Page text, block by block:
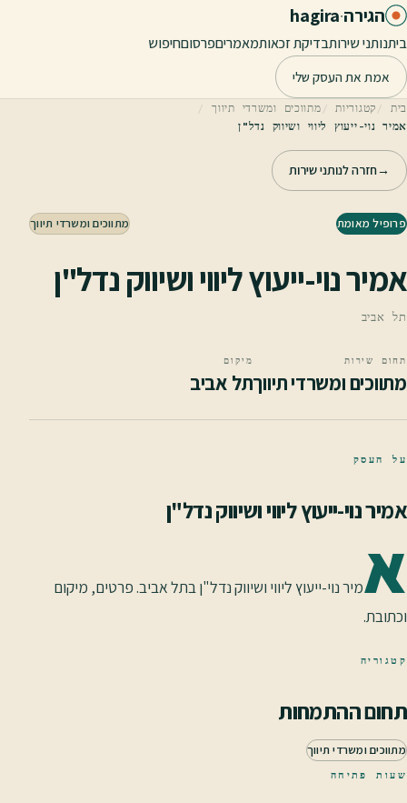
דלג לתוכן הראשי
הגירה·
hagira
ביתנותני שירותבדיקת זכאותמאמריםפרסוםחיפוש
אמת את העסק שלי
בית קטגוריות
מתווכים ומשרדי תיווך
אמיר נוי-ייעוץ ליווי ושיווק נדל"ן
→חזרה לנותני שירות
פרופיל מאומת מתווכים ומשרדי תיווך
אמיר נוי-ייעוץ ליווי ושיווק נדל"ן
תל אביב
תחום שירות
מתווכים ומשרדי תיווך
מיקום
תל אביב
על העסק
אמיר נוי-ייעוץ ליווי ושיווק נדל"ן
אמיר נוי-ייעוץ ליווי ושיווק נדל"ן בתל אביב. פרטים, מיקום
וכתובת.
קטגוריה
תחום ההתמחות
מתווכים ומשרדי תיווך
שעות פתיחה